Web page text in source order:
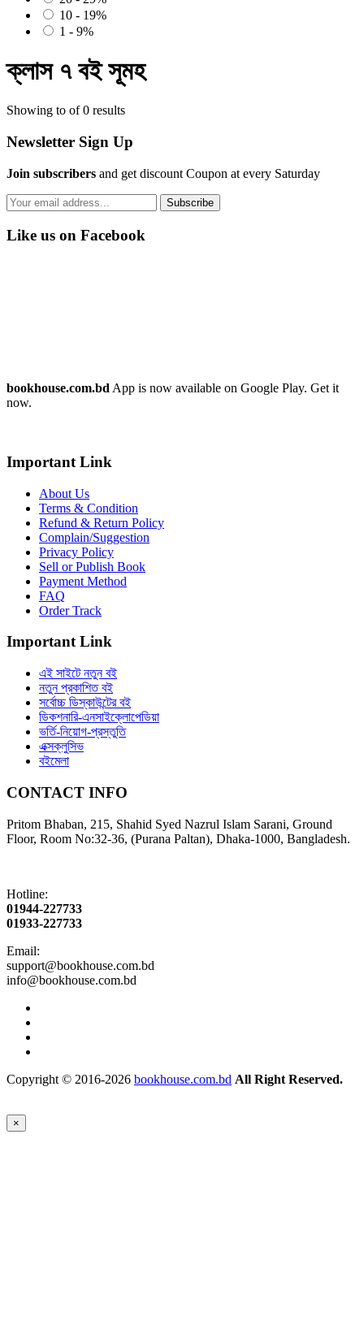
10 - 19%
1 - 9%
ক্লাস ৭ বই সূমহ
Showing to of 0 results
Newsletter Sign Up
Join subscribers and get discount Coupon at every Saturday
Subscribe
Like us on Facebook
bookhouse.com.bd App is now available on Google Play. Get it
now.
Important Link
About Us
Terms & Condition
Refund & Return Policy
Complain/Suggestion
Privacy Policy
Sell or Publish Book
Payment Method
FAQ
Order Track
Important Link
এই সাইটে নতুন বই
নতুন প্রকাশিত বই
সর্বোচ্চ ডিস্কাউন্টের বই
ডিকশনারি-এনসাইক্লোপেডিয়া
ভর্তি-নিয়োগ-প্রস্তুতি
এক্সক্লুসিভ
বইমেলা
CONTACT INFO
Pritom Bhaban, 215, Shahid Syed Nazrul Islam Sarani, Ground
Floor, Room No:32-36, (Purana Paltan), Dhaka-1000, Bangladesh.
Hotline:
01944-227733
01933-227733
Email:
support@bookhouse.com.bd
info@bookhouse.com.bd
Copyright © 2016-2026 bookhouse.com.bd All Right Reserved.
×